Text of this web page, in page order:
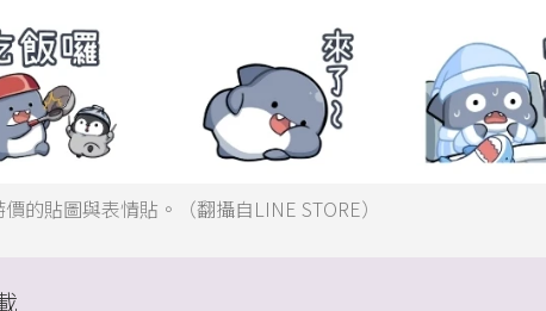
的貼圖與表情貼。（翻攝自LINE STORE）